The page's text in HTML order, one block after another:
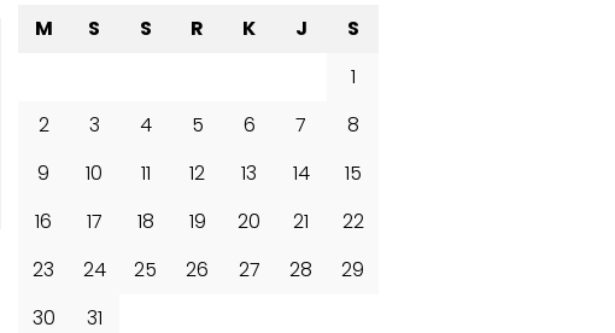
M S S R K J
S
1
2
3 4 5 6 7
8
9
10 11 12 13 14
15
16
17 18 19 20 21
22
23
24 25 26 27 28
29
30
31